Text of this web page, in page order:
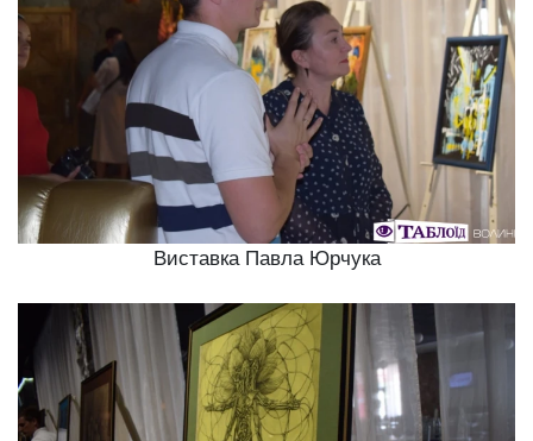
Виставка Павла Юрчука